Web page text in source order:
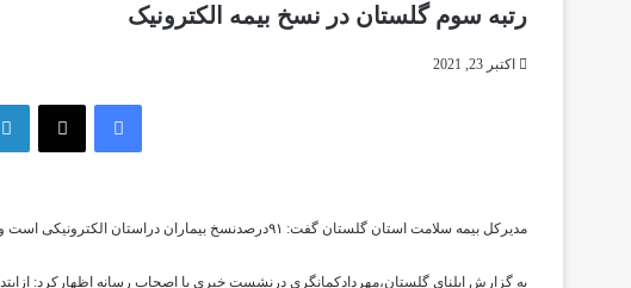
رتبه سوم گلستان در نسخ بیمه الکترونیک
اکتبر 23, 2021
فیس بوک X
مدیرکل بیمه سلامت استان گلستان گفت: ۹۱درصدنسخ بیماران دراستان الکترونیکی است وگلستان رتبه سوم نسخه الکترونیک کشور را دارد.
به گزارش ایلنای گلستان،مهردادکمانگری درنشست خبری با اصحاب رسانه اظهارکرد: